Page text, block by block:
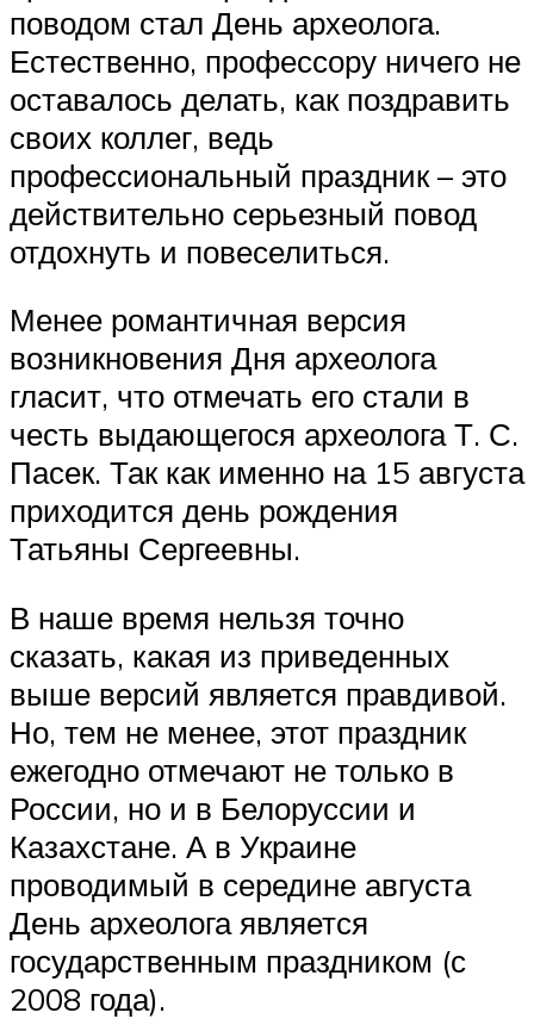
поводом стал День археолога.
Естественно, профессору ничего не
оставалось делать, как поздравить
своих коллег, ведь
профессиональный праздник – это
действительно серьезный повод
отдохнуть и повеселиться.
Менее романтичная версия
возникновения Дня археолога
гласит, что отмечать его стали в
честь выдающегося археолога Т. С.
Пасек. Так как именно на 15 августа
приходится день рождения
Татьяны Сергеевны.
В наше время нельзя точно
сказать, какая из приведенных
выше версий является правдивой.
Но, тем не менее, этот праздник
ежегодно отмечают не только в
России, но и в Белоруссии и
Казахстане. А в Украине
проводимый в середине августа
День археолога является
государственным праздником (с
2008 года).